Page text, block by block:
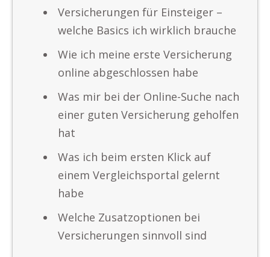
Versicherungen für Einsteiger –
welche Basics ich wirklich brauche
Wie ich meine erste Versicherung
online abgeschlossen habe
Was mir bei der Online-Suche nach
einer guten Versicherung geholfen
hat
Was ich beim ersten Klick auf
einem Vergleichsportal gelernt
habe
Welche Zusatzoptionen bei
Versicherungen sinnvoll sind